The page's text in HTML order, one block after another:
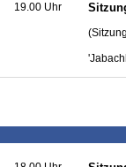
19.00 Uhr